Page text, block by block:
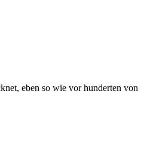
eben so wie vor hunderten von